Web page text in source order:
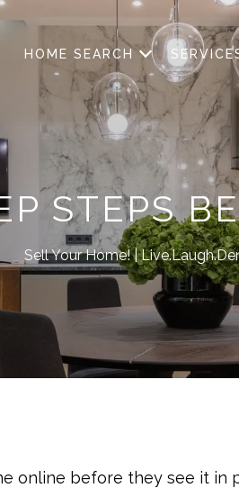
HOME SEARCH
STEPS
Sell Your Home!
online before they see it